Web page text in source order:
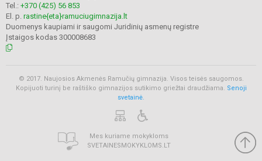
Tel.: +370 (425) 56 853
El. p. rastine{eta}ramuciugimnazija.lt
Duomenys kaupiami ir saugomi Juridinių asmenų registre
Įstaigos kodas 300008683
© 2017. Naujosios Akmenės Ramučių gimnazija. Visos teisės saugomos.
Kopijuoti turinį be raštiško gimnazijos sutikimo griežtai draudžiama. Senoji
svetainė.
Mes kuriame mokykloms
SVETAINESMOKYKLOMS.LT